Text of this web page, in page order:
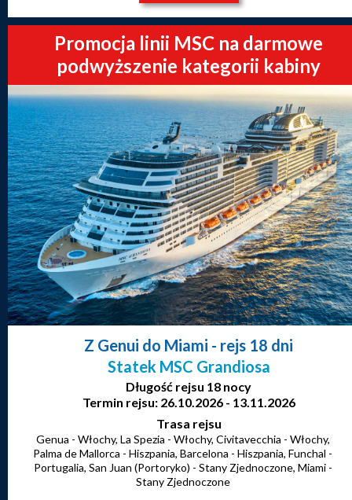
Promocja linii MSC na darmowe
podwyższenie kategorii kabiny
Z Genui do Miami - rejs 18 dni
Statek MSC Grandiosa
Długość rejsu 18 nocy
Termin rejsu: 26.10.2026 - 13.11.2026
Trasa rejsu
Genua - Włochy, La Spezia - Włochy, Civitavecchia - Włochy,
Palma de Mallorca - Hiszpania, Barcelona - Hiszpania, Funchal -
Portugalia, San Juan (Portoryko) - Stany Zjednoczone, Miami -
Stany Zjednoczone